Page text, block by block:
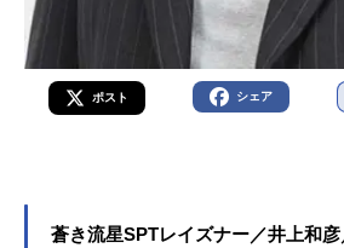
ポスト シェア
蒼き流星SPTレイズナー／井上和